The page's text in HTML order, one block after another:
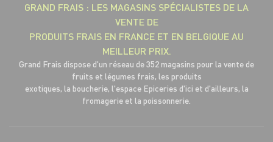
GRAND FRAIS : LES MAGASINS SPÉCIALISTES DE LA
VENTE DE
PRODUITS FRAIS EN FRANCE ET EN BELGIQUE AU
MEILLEUR PRIX.
Grand Frais dispose d'un réseau de 352 magasins pour la vente de
fruits et légumes frais, les produits
exotiques, la boucherie, l'espace Epiceries d'ici et d'ailleurs, la
fromagerie et la poissonnerie.